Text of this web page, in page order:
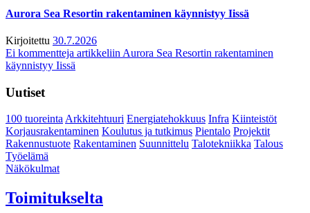
Aurora Sea Resortin rakentaminen käynnistyy Iissä
Kirjoitettu 30.7.2026
Ei kommentteja artikkeliin Aurora Sea Resortin rakentaminen
käynnistyy Iissä
Uutiset
100 tuoreintaArkkitehtuuri Energiatehokkuus Infra Kiinteistöt
Korjausrakentaminen Koulutus ja tutkimus Pientalo Projektit
Rakennustuote Rakentaminen Suunnittelu Talotekniikka Talous
Työelämä
Näkökulmat
Toimitukselta